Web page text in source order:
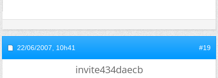
22/06/2007, 10h41 #19
invite434daecb